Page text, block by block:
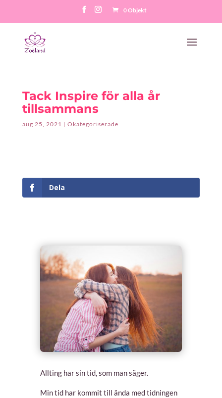
0 Objekt
Tack Inspire för alla år
tillsammans
aug 25, 2021 | Okategoriserade
Dela
Allting har sin tid, som man säger.
Min tid har kommit till ända med tidningen